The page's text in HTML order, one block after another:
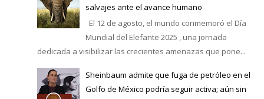
salvajes ante el avance humano
El 12 de agosto, el mundo conmemoró el Día
Mundial del Elefante 2025 , una jornada
dedicada a visibilizar las crecientes amenazas que pone...
Sheinbaum admite que fuga de petróleo en el
Golfo de México podría seguir activa; aún sin